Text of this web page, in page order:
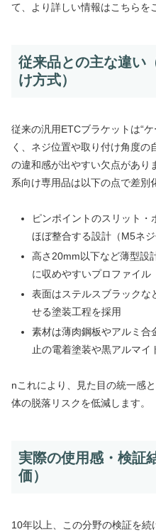
て、より詳しい情報はこちらを
従来品との主な違い
け方式）
従来の汎用ETCブラケットは“
く、ネジ位置や取り付け角度の
の違和感が出やすい欠点があり
系向け専用品は以下の点で差別
ピンポイントのスリット・
ほぼ整合する設計（M5ネジ
高さ20mm以下など薄型設
に収めやすいプロファイル
表面はステルスブラックな
せる塗装工程を採用
素材は薄肉鋼板やアルミ合
止の電着塗装や黒アルマイ
nこれにより、見た目の統一感
体の脱落リスクを低減します。
実際の使用感・検証
価）
10年以上、この分野の検証を